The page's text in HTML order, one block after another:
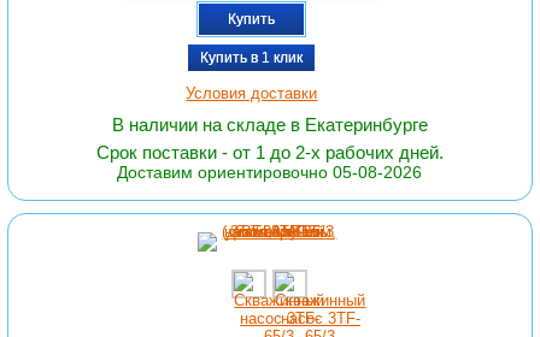
Купить
Купить в 1 клик
Условия доставки
В наличии на складе в Екатеринбурге
Срок поставки - от 1 до 2-х рабочих дней.
Доставим ориентировочно 05-08-2026